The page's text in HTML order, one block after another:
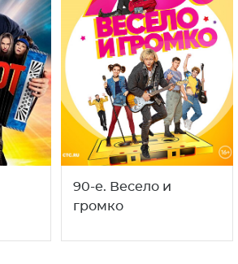
сезона состоялась в апреле
драматическую
создатели сериала стали